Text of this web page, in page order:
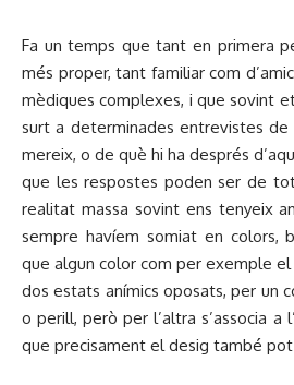
Fa un temps que tant en primera
més proper, tant familiar com
mèdiques complexes, i que sovint
surt a determinades entrevistes
mereix, o de què hi ha després
que les respostes poden ser de
realitat massa sovint ens tenyeix
sempre havíem somiat en colors,
que algun color com per exemple
dos estats anímics oposats, per un
o perill, però per l’altra s’associa a
que precisament el desig també